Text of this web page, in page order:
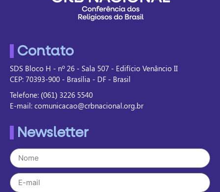
Contato
SDS Bloco H - nº 26 - Sala 507 - Edifício Venâncio II
CEP: 70393-900 - Brasília - DF - Brasil
Telefone: (061) 3226 5540
E-mail: comunicacao@crbnacional.org.br
Newsletter